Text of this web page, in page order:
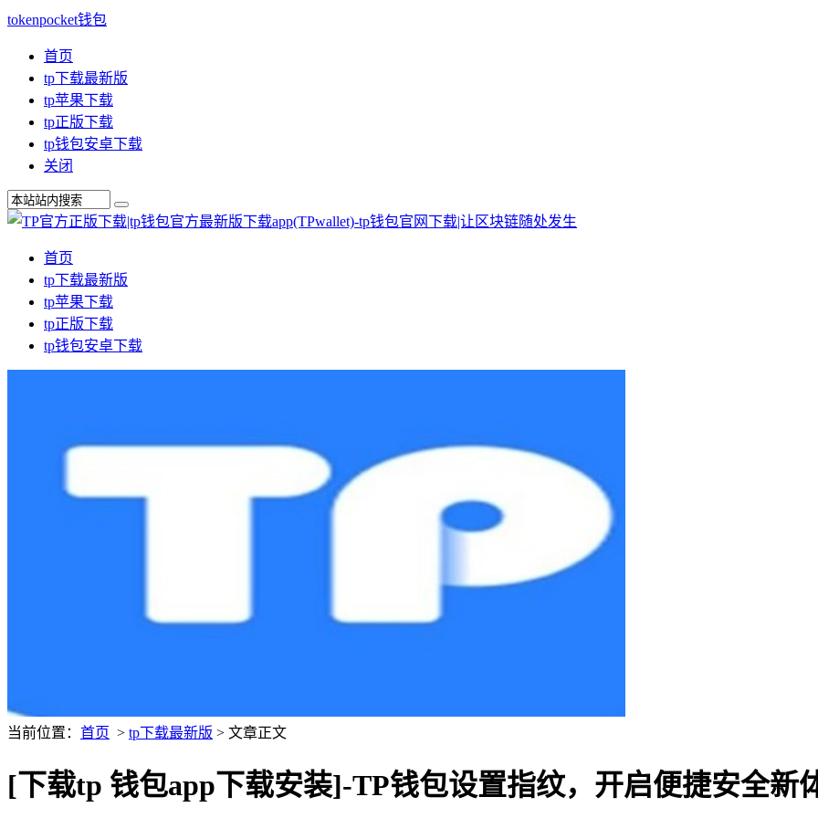
tokenpocket钱包
首页
tp下载最新版
tp苹果下载
tp正版下载
tp钱包安卓下载
关闭
首页
tp下载最新版
tp苹果下载
tp正版下载
tp钱包安卓下载
当前位置： 首页 > tp下载最新版 > 文章正文
[下载tp 钱包app下载安装]-TP钱包设置指纹，开启便捷安全新